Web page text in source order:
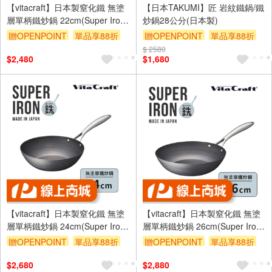
【vitacraft】日本製窒化鐵 無塗
層單柄鐵炒鍋 22cm(Super Iron
系列)
贈OPENPOINT
單品享88折
$2,480
【日本TAKUMI】匠 岩紋鐵鍋/鐵
炒鍋28公分(日本製)
贈OPENPOINT
單品享88折
$ 2580
$1,680
【vitacraft】日本製窒化鐵 無塗
層單柄鐵炒鍋 24cm(Super Iron
系列)
贈OPENPOINT
單品享88折
$2,680
【vitacraft】日本製窒化鐵 無塗
層單柄鐵炒鍋 26cm(Super Iron
系列)
贈OPENPOINT
單品享88折
$2,880